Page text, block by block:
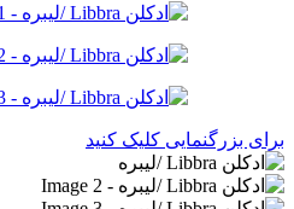
برای بزرگنمایی کلیک کنید